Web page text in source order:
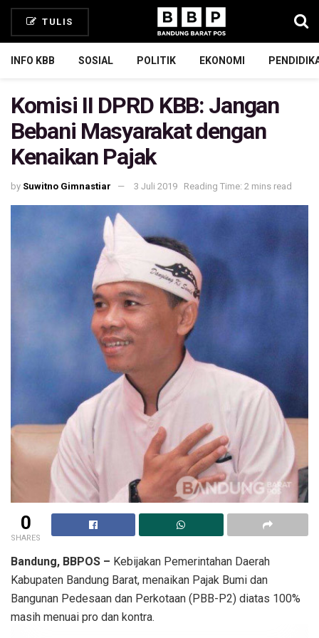
TULIS
INFO KBB SOSIAL POLITIK EKONOMI
Komisi II DPRD KBB: Jangan
Bebani Masyarakat dengan
Kenaikan Pajak
by Suwitno Gimnastiar 3 Juli 2019 Reading Time: 2 mins read
0
SHARES
Bandung, BBPOS – Kebijakan Pemerintahan Daerah
Kabupaten Bandung Barat, menaikan Pajak Bumi dan
Bangunan Pedesaan dan Perkotaan (PBB-P2) diatas 100%
masih menuai pro dan kontra.